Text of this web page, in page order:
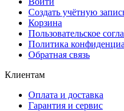
Создать учётную
Корзина
Пользовательское
Политика
Обратная связь
Клиентам
Оплата и доставка
Гарантия и сервис